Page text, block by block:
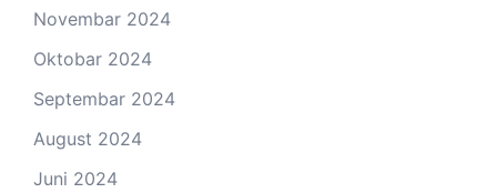
Novembar 2024
Oktobar 2024
Septembar 2024
August 2024
Juni 2024